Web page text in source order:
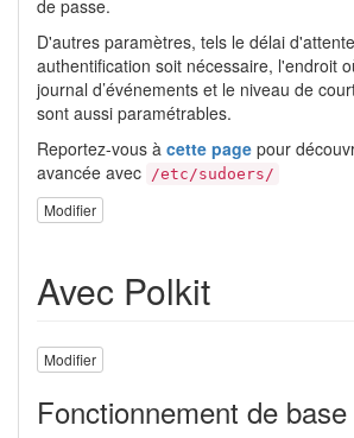
de passe.
D'autres paramètres, tels le délai
authentification soit nécessaire, l'endroit
journal d’événements et le niveau de
sont aussi paramétrables.
Reportez-vous à cette page pour
avancée avec
/etc/sudoers/
Modifier
Avec Polkit
Modifier
Fonctionnement de base